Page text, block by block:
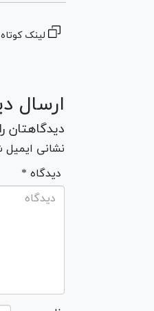
لینک کوتاه
ارسال
دیدگاهتان
نشانی
* دیدگاه